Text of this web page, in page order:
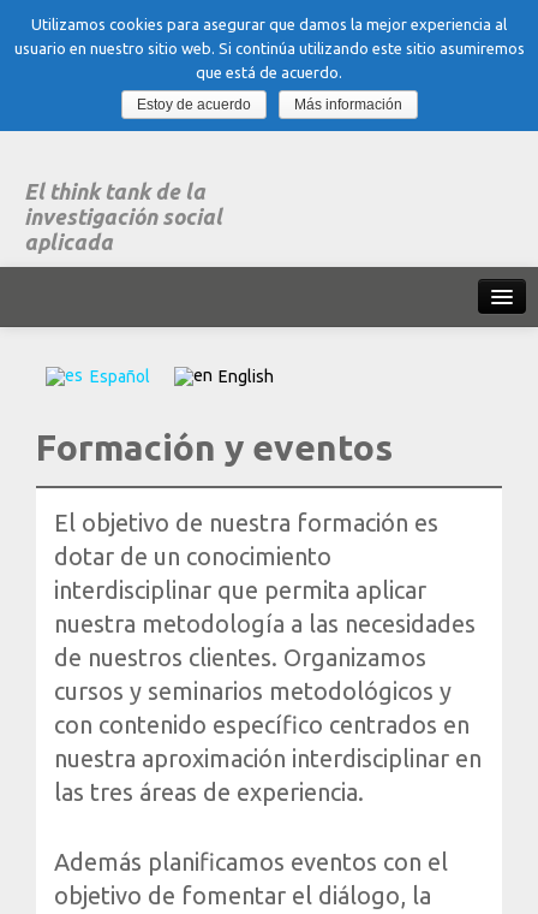
El think tank de la
investigación social
aplicada
Areas
Organización, Trabajo y Salud
Sociedad, Innovación y Salud
Internacional, Sectores y Salud
Blogs
Blog: Organización, Trabajo y Salud
Blog: Sociedad, Innovación y Salud
Formación
y eventos
Español English
Formación y eventos
El objetivo de nuestra formación es
dotar de un conocimiento
interdisciplinar que permita aplicar
nuestra metodología a las necesidades
de nuestros clientes. Organizamos
cursos y seminarios metodológicos y
con contenido específico centrados en
nuestra aproximación interdisciplinar en
las tres áreas de experiencia.
Además planificamos eventos con el
objetivo de fomentar el diálogo, la
Utilizamos cookies para asegurar que damos la mejor experiencia al
usuario en nuestro sitio web. Si continúa utilizando este sitio asumiremos
que está de acuerdo.
Estoy de acuerdo
Más información